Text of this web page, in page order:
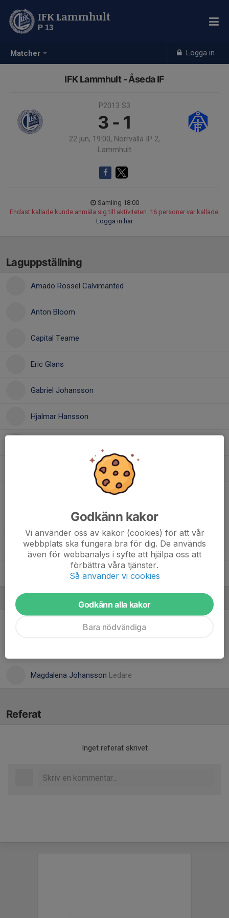
Matcher Logga in
IFK Lammhult
P 13
IFK Lammhult - Åseda IF
P2013 S3
3 - 1
22 jun, 19:00, Norrvalla IP 2,
Lammhult
Samling 18:00
Endast kallade kunde anmäla sig till aktiviteten. 16 personer var kallade.
Logga in här
Laguppställning
Amado Rossel Calvimanted
Anton Bloom
Capital Teame
Eric Glans
Gabriel Johansson
Hjalmar Hansson
Olle Petersson, P 14
Vilgot Persson , P 14
William Hunt
Ledare
Tränare
Magdalena Johansson Ledare
Referat
Inget referat skrivet
Godkänn kakor
Vi använder oss av kakor (cookies) för att vår
webbplats ska fungera bra för dig. De används
även för webbanalys i syfte att hjälpa oss att
förbättra våra tjänster.
Så använder vi cookies
Godkänn alla kakor
Bara nödvändiga